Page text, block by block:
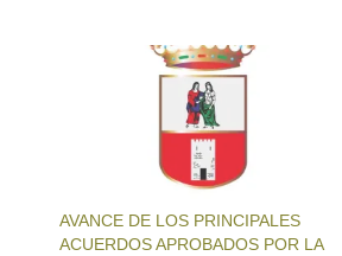
AVANCE DE LOS PRINCIPALES
ACUERDOS APROBADOS POR LA